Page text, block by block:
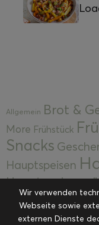
Allgemein Brot &
More Frühstück
Snacks
Hauptspeisen
Hauptspeisen
Kuchen,
Desserts Kulinarik
Wir verwenden
Webseite sowie
externen Dienste